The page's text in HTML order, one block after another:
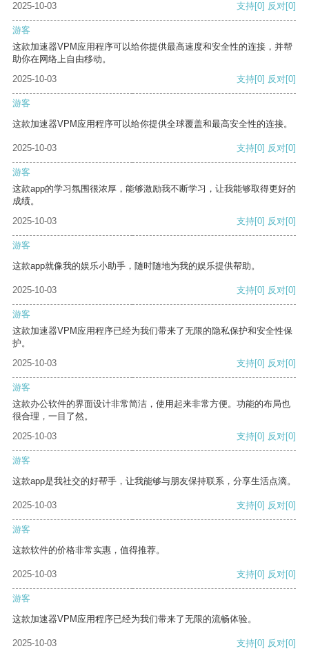
2025-10-03 支持[0] 反对[0]
游客
这款加速器VPM应用程序可以给你提供最高速度和安全性的连接，并帮
助你在网络上自由移动。
2025-10-03
支持[0] 反对[0]
游客
这款加速器VPM应用程序可以给你提供全球覆盖和最高安全性的连接。
2025-10-03 支持[0] 反对[0]
游客
这款app的学习氛围很浓厚，能够激励我不断学习，让我能够取得更好的
成绩。
2025-10-03
支持[0] 反对[0]
游客
这款app就像我的娱乐小助手，随时随地为我的娱乐提供帮助。
2025-10-03 支持[0] 反对[0]
游客
这款加速器VPM应用程序已经为我们带来了无限的隐私保护和安全性保
护。
2025-10-03
支持[0] 反对[0]
游客
这款办公软件的界面设计非常简洁，使用起来非常方便。功能的布局也
很合理，一目了然。
2025-10-03
支持[0] 反对[0]
游客
这款app是我社交的好帮手，让我能够与朋友保持联系，分享生活点滴。
2025-10-03 支持[0] 反对[0]
游客
这款软件的价格非常实惠，值得推荐。
2025-10-03 支持[0] 反对[0]
游客
这款加速器VPM应用程序已经为我们带来了无限的流畅体验。
2025-10-03 支持[0] 反对[0]